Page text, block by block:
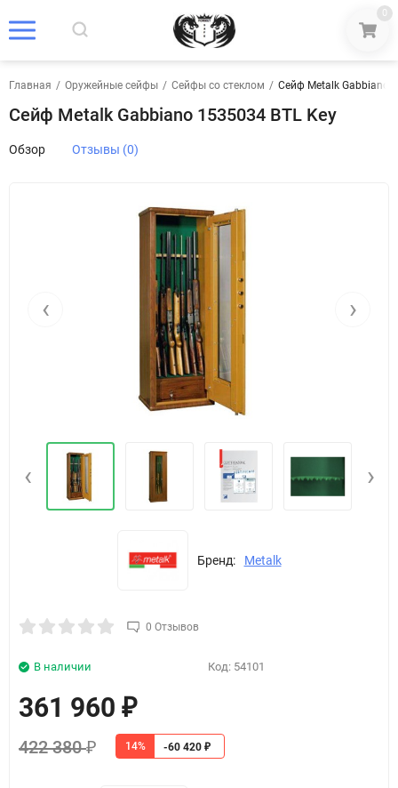
0
Главная / Оружейные сейфы / Сейфы со стеклом / Сейф Metalk Gabbiano
Сейф Metalk Gabbiano 1535034 BTL Key
Обзор Отзывы (0)
‹ ›
‹ ›
Бренд: Metalk
0 Отзывов
В наличии Код: 54101
361 960 ₽
422 380₽ 14% -60 420 ₽